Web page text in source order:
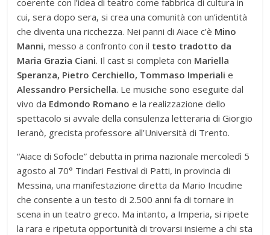
cui, sera dopo sera, si crea una comunità con un’identità
che diventa una ricchezza. Nei panni di Aiace c’è Mino
Manni, messo a confronto con il testo tradotto da
Maria Grazia Ciani. Il cast si completa con Mariella
Speranza, Pietro Cerchiello, Tommaso Imperialie
Alessandro Persichella. Le musiche sono eseguite dal
vivo da Edmondo Romano e la realizzazione dello
spettacolo si avvale della consulenza letteraria di Giorgio
Ieranò, grecista professore all’Università di Trento.
“Aiace di Sofocle” debutta in prima nazionale mercoledì 5
agosto al 70° Tindari Festival di Patti, in provincia di
Messina, una manifestazione diretta da Mario Incudine
che consente a un testo di 2.500 anni fa di tornare in
scena in un teatro greco. Ma intanto, a Imperia, si ripete
la rara e ripetuta opportunità di trovarsi insieme a chi sta